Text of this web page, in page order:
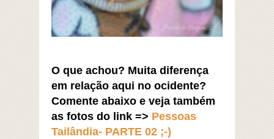
O que achou? Muita diferença
em relação aqui no ocidente?
Comente abaixo e veja também
as fotos do link => Pessoas
Tailândia- PARTE 02 ;-)